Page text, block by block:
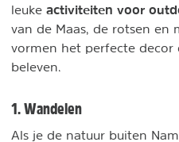
leuke activiteiten voor
van de Maas, de rotsen en
vormen het perfecte
beleven.
1. Wandelen
Als je de natuur buiten